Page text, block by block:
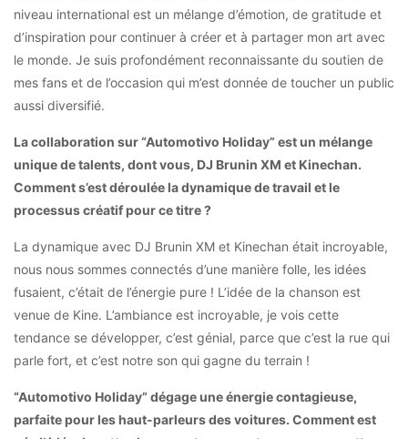
niveau international est un mélange d’émotion, de gratitude et
d’inspiration pour continuer à créer et à partager mon art avec
le monde. Je suis profondément reconnaissante du soutien de
mes fans et de l’occasion qui m’est donnée de toucher un public
aussi diversifié.
La collaboration sur “Automotivo Holiday” est un mélange
unique de talents, dont vous, DJ Brunin XM et Kinechan.
Comment s’est déroulée la dynamique de travail et le
processus créatif pour ce titre ?
La dynamique avec DJ Brunin XM et Kinechan était incroyable,
nous nous sommes connectés d’une manière folle, les idées
fusaient, c’était de l’énergie pure ! L’idée de la chanson est
venue de Kine. L’ambiance est incroyable, je vois cette
tendance se développer, c’est génial, parce que c’est la rue qui
parle fort, et c’est notre son qui gagne du terrain !
“Automotivo Holiday” dégage une énergie contagieuse,
parfaite pour les haut-parleurs des voitures. Comment est